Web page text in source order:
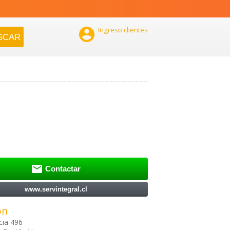
 Ingreso clientes
 Contactar
www.servintegral.cl
496